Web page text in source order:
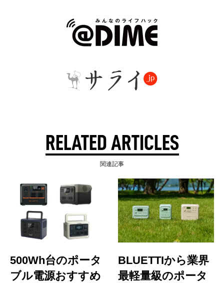
RELATED ARTICLES
関連記事
500Wh台のポータ
ブル電源おすすめ
BLUETTIから業界
最軽量級のポータ